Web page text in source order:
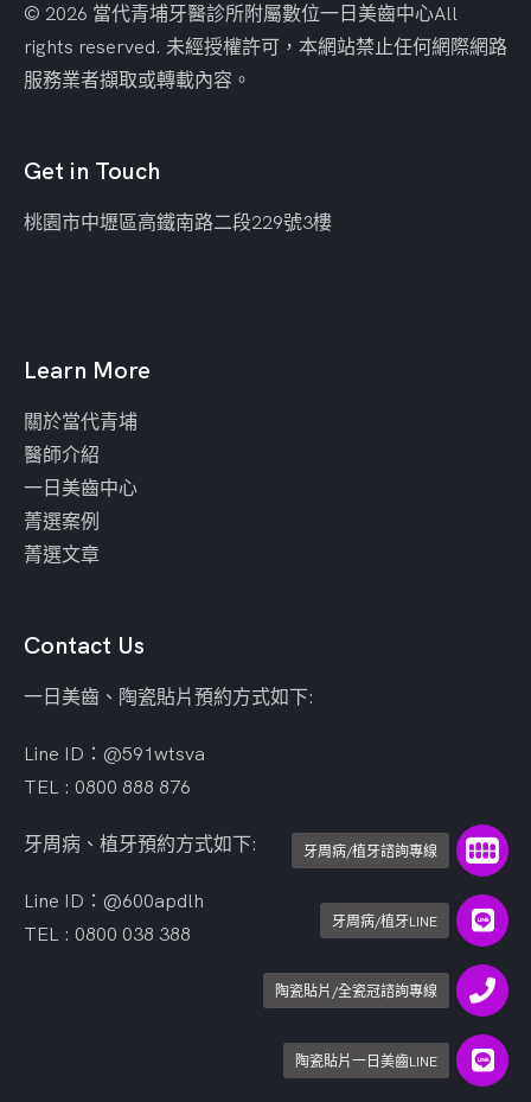
牙周病/植牙諮詢專線
牙周病/植牙LINE
陶瓷貼片/全瓷冠諮詢專線
陶瓷貼片一日美齒LINE
© 2026 當代青埔牙醫診所附屬數位一日美齒中心All
rights reserved. 未經授權許可，本網站禁止任何網際網路
服務業者擷取或轉載內容。
Get in Touch
桃園市中壢區高鐵南路二段229號3樓
Learn More
關於當代青埔
醫師介紹
一日美齒中心
菁選案例
菁選文章
Contact Us
一日美齒、陶瓷貼片預約方式如下:
Line ID：@591wtsva
TEL : 0800 888 876
牙周病、植牙預約方式如下:
Line ID：@600apdlh
TEL : 0800 038 388